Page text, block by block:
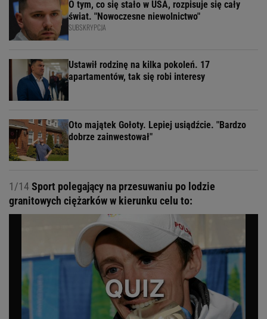
O tym, co się stało w USA, rozpisuje się cały
świat. "Nowoczesne niewolnictwo"
SUBSKRYPCJA
Ustawił rodzinę na kilka pokoleń. 17
apartamentów, tak się robi interesy
Oto majątek Gołoty. Lepiej usiądźcie. "Bardzo
dobrze zainwestował"
1/14Sport polegający na przesuwaniu po lodzie
granitowych ciężarków w kierunku celu to: